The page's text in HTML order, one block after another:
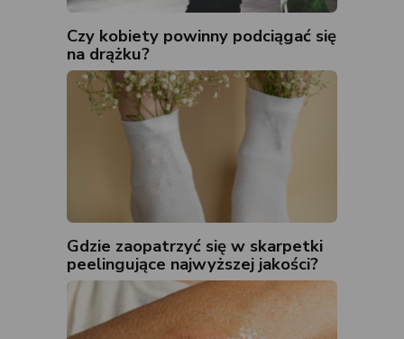
Czy kobiety powinny podciągać się
na drążku?
Gdzie zaopatrzyć się w skarpetki
peelingujące najwyższej jakości?